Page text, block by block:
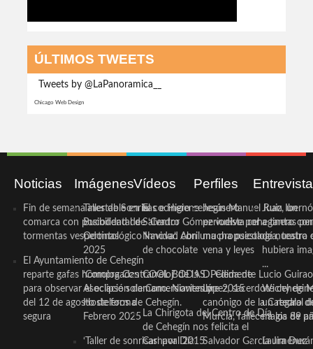
ÚLTIMOS TWEETS
Tweets by @LaPanoramica__
Chicago Web Design
Noticias
Fin de semana inestable en la
comarca con posibilidad de
tormentas vespertinas
El Ayuntamiento de Cehegín
reparte gafas homologadas
para observar el eclipse solar
del 12 de agosto de forma
segura
Imágenes
Taller de Sonrisas e Higiene
Bucodental de ‘Centro
Odontológico Innova’. Abril
2025
‘Compra Contrarreloj’ de la
Asociación de Comerciantes y
Hosteleros de Cehegín.
Febrero 2025
‘Taller de sonrisas’ por Día
Vídeos
El cocinero ceheginero
Salvador Gómez vuelve por
Navidad con una propuesta
de chocolate
COOL BODAS. Pedida de
mano. Noviembre 2015
La Chirigota del Centro de Día
de Cehegín nos felicita el
Carnaval 2015
Perfiles
Jesús Manuel Ruiz, un
periodista ceheginero con
mucha psicología, teatro
vena y leyes
D. Clemente Lucio Guirao
López, sacerdote
canónigo de la Catedral
Murcia, fallece a los 89
Salvador García Jiménez
Juan
a tantas
de nuestra
hubiera
...
Wichy de
un regalo
magia de
Laura